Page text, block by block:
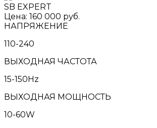
SB EXPERT
Цена: 160 000 руб.
НАПРЯЖЕНИЕ
110-240
ВЫХОДНАЯ ЧАСТОТА
15-150Hz
ВЫХОДНАЯ МОЩНОСТЬ
10-60W